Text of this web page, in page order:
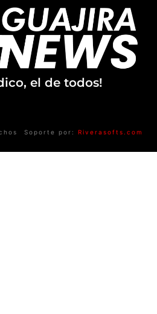
el de todos!
Soporte por: Riverasofts.com